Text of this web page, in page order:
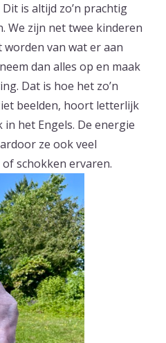
is altijd zo’n prachtig
We zijn net twee kinderen
van wat er aan
dan alles op en maak
Dat is hoe het zo’n
beelden, hoort letterlijk
het Engels. De energie
ze ook veel
schokken ervaren.